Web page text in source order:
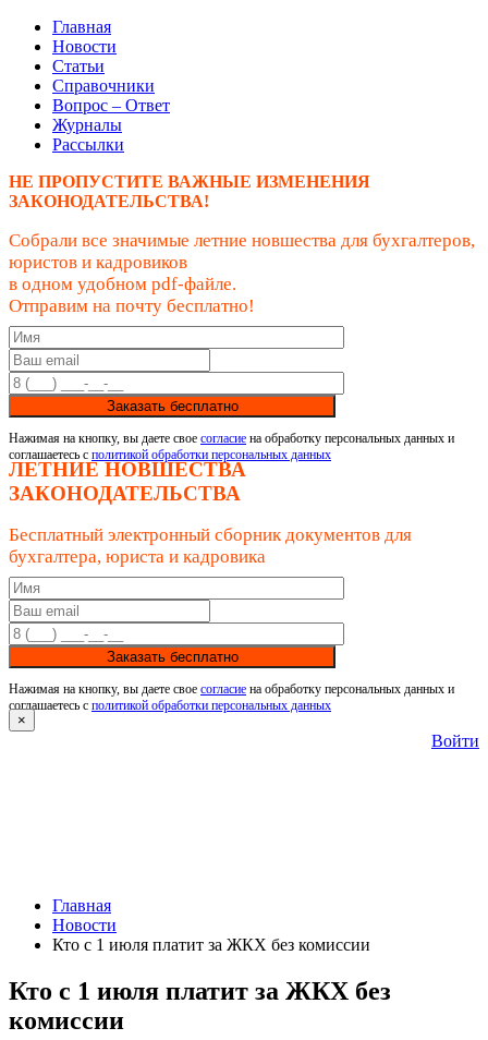
Главная
Новости
Статьи
Справочники
Вопрос – Ответ
Журналы
Рассылки
НЕ ПРОПУСТИТЕ ВАЖНЫЕ ИЗМЕНЕНИЯ
ЗАКОНОДАТЕЛЬСТВА!
Собрали все значимые летние новшества для бухгалтеров,
юристов и кадровиков
в одном удобном pdf-файле.
Отправим на почту бесплатно!
Заказать бесплатно
Нажимая на кнопку, вы даете свое согласие на обработку персональных данных и
соглашаетесь с политикой обработки персональных данных
ЛЕТНИЕ НОВШЕСТВА
ЗАКОНОДАТЕЛЬСТВА
Бесплатный электронный сборник документов для
бухгалтера, юриста и кадровика
Заказать бесплатно
Нажимая на кнопку, вы даете свое согласие на обработку персональных данных и
соглашаетесь с политикой обработки персональных данных
×
Войти
Главная
Новости
Кто с 1 июля платит за ЖКХ без комиссии
Кто с 1 июля платит за ЖКХ без
комиссии